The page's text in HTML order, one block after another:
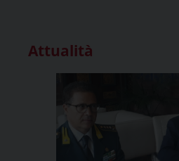
Attualità